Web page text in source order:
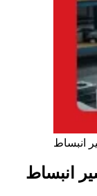
انبساط
انبساط